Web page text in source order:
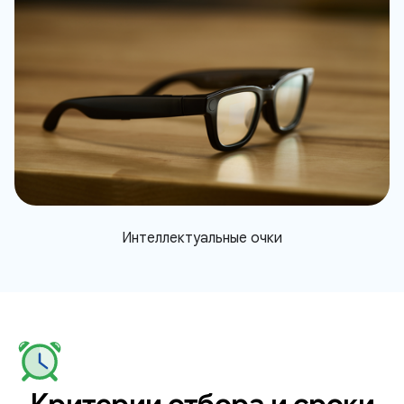
Интеллектуальные очки